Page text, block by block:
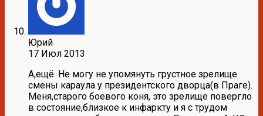
Юрий
17 Июл 2013
А,ещё. Не могу не упомянуть грустное зрелище
смены караула у президентского дворца(в Праге).
Меня,старого боевого коня, это зрелище повергло
в состояние,близкое к инфаркту и я с трудом